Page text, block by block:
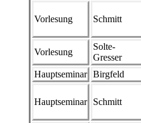
Vorlesung Schmitt
Vorlesung
Solte-
Gresser
Hauptseminar Birgfeld
Hauptseminar Schmitt